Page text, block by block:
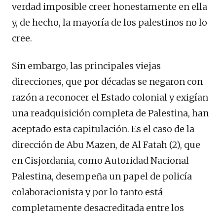
verdad imposible creer honestamente en ella
y, de hecho, la mayoría de los palestinos no lo
cree.
Sin embargo, las principales viejas
direcciones, que por décadas se negaron con
razón a reconocer el Estado colonial y exigían
una readquisición completa de Palestina, han
aceptado esta capitulación. Es el caso de la
dirección de Abu Mazen, de Al Fatah (2), que
en Cisjordania, como Autoridad Nacional
Palestina, desempeña un papel de policía
colaboracionista y por lo tanto está
completamente desacreditada entre los